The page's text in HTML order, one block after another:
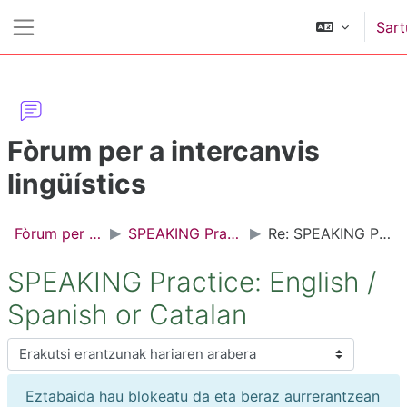
Fòrum per a intercanvis
lingüístics
Fòrum per a intercanvis lingüístics SPEAKING Practice: English / Spanish or Catalan Re: SPEAKING Practice: English / Spanish or Catalan
SPEAKING Practice: English /
Spanish or Catalan
Erakusteko modua
Eztabaida hau blokeatu da eta beraz aurrerantzean